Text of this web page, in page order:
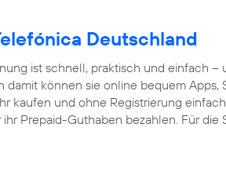
Deutschland
ist schnell, praktisch und einfach –
können sie online bequem Apps,
kaufen und ohne Registrierung
Prepaid-Guthaben bezahlen. Für die